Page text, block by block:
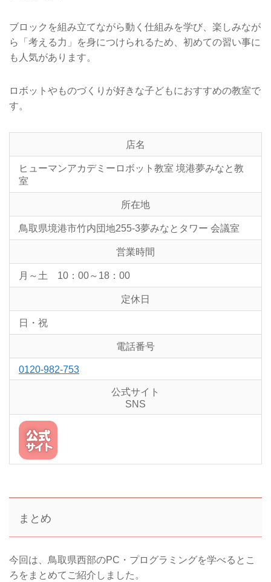
ブロックを組み立てながら動く仕組みを学び、楽しみなが
ら「考える力」を身につけられるため、初めての習い事に
も人気があります。
ロボットやものづくりが好きな子どもにおすすめの教室で
す。
店名
ヒューマンアカデミーロボット教室 境港夢みなと教
室
所在地
鳥取県境港市竹内団地255-3夢みなとタワー 会議室
営業時間
月～土 10：00～18：00
定休日
日・祝
電話番号
0120-982-753
公式サイト
SNS
まとめ
今回は、鳥取県西部のPC・プログラミングを学べるとこ
ろをまとめてご紹介しました。